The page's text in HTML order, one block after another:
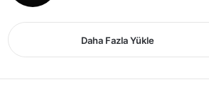
Daha Fazla Yükle